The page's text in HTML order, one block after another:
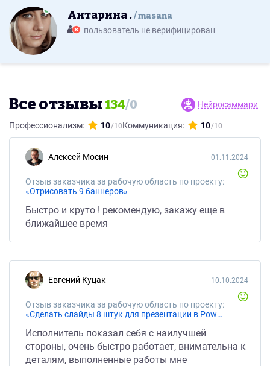
Антарина . masana
пользователь не верифицирован
Все отзывы134/0 Нейросаммари
Профессионализм: 10 Коммуникация: 10
Алексей Мосин
Отзыв заказчика за рабочую область по проекту:
«Отрисовать 9 баннеров»
01.11.2024
Быстро и круто ! рекомендую, закажу еще в
ближайшее время
Евгений Куцак
Отзыв заказчика за рабочую область по проекту:
«Сделать слайды 8 штук для презентации в PowerPoint»
10.10.2024
Исполнитель показал себя с наилучшей
стороны, очень быстро работает, внимательна к
деталям, выполненные работы мне